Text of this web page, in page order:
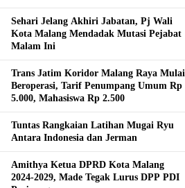
Sehari Jelang Akhiri Jabatan, Pj Wali
Kota Malang Mendadak Mutasi Pejabat
Malam Ini
Trans Jatim Koridor Malang Raya Mulai
Beroperasi, Tarif Penumpang Umum Rp
5.000, Mahasiswa Rp 2.500
Tuntas Rangkaian Latihan Mugai Ryu
Antara Indonesia dan Jerman
Amithya Ketua DPRD Kota Malang
2024-2029, Made Tegak Lurus DPP PDI